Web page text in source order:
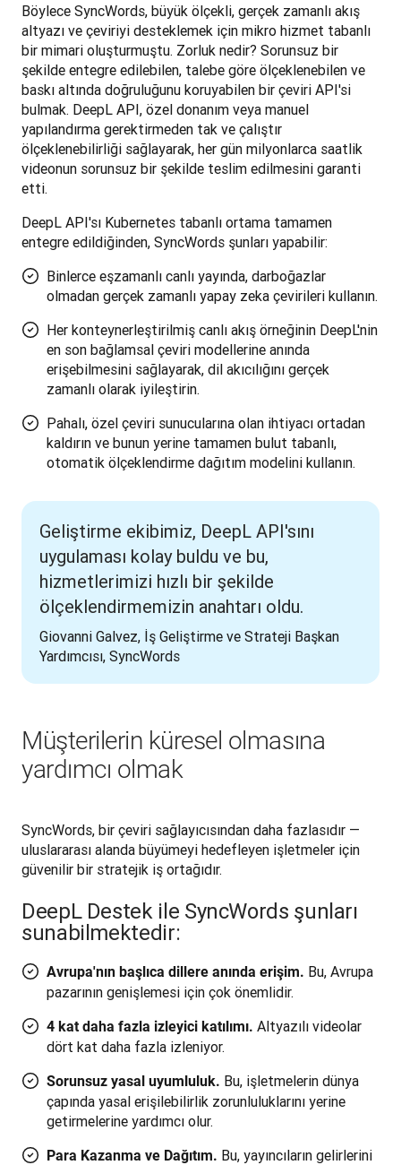
Böylece SyncWords, büyük ölçekli, gerçek zamanlı akış
altyazı ve çeviriyi desteklemek için mikro hizmet tabanlı
bir mimari oluşturmuştu. Zorluk nedir? Sorunsuz bir
şekilde entegre edilebilen, talebe göre ölçeklenebilen ve
baskı altında doğruluğunu koruyabilen bir çeviri API'si
bulmak. DeepL API, özel donanım veya manuel
yapılandırma gerektirmeden tak ve çalıştır
ölçeklenebilirliği sağlayarak, her gün milyonlarca saatlik
videonun sorunsuz bir şekilde teslim edilmesini garanti
etti.
DeepL API'sı Kubernetes tabanlı ortama tamamen
entegre edildiğinden, SyncWords şunları yapabilir:
Binlerce eşzamanlı canlı yayında, darboğazlar
olmadan gerçek zamanlı yapay zeka çevirileri kullanın.
Her konteynerleştirilmiş canlı akış örneğinin DeepL'nin
en son bağlamsal çeviri modellerine anında
erişebilmesini sağlayarak, dil akıcılığını gerçek
zamanlı olarak iyileştirin.
Pahalı, özel çeviri sunucularına olan ihtiyacı ortadan
kaldırın ve bunun yerine tamamen bulut tabanlı,
otomatik ölçeklendirme dağıtım modelini kullanın.
Geliştirme ekibimiz, DeepL API'sını
uygulaması kolay buldu ve bu,
hizmetlerimizi hızlı bir şekilde
ölçeklendirmemizin anahtarı oldu.
Giovanni Galvez, İş Geliştirme ve Strateji Başkan
Yardımcısı, SyncWords
Müşterilerin küresel olmasına
yardımcı olmak
SyncWords, bir çeviri sağlayıcısından daha fazlasıdır —
uluslararası alanda büyümeyi hedefleyen işletmeler için
güvenilir bir stratejik iş ortağıdır.
DeepL Destek ile SyncWords şunları
sunabilmektedir:
Avrupa'nın başlıca dillere anında erişim. Bu, Avrupa
pazarının genişlemesi için çok önemlidir.
4 kat daha fazla izleyici katılımı. Altyazılı videolar
dört kat daha fazla izleniyor.
Sorunsuz yasal uyumluluk. Bu, işletmelerin dünya
çapında yasal erişilebilirlik zorunluluklarını yerine
getirmelerine yardımcı olur.
Para Kazanma ve Dağıtım. Bu, yayıncıların gelirlerini